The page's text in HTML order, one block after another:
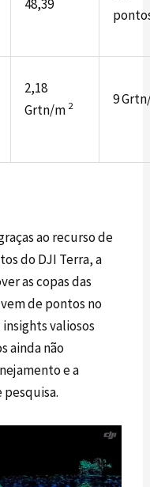
48,39
2,18
Grtn/m 2 9
ao recurso de
do DJI Terra, a
as copas das
de pontos no
valiosos
ainda não
e a